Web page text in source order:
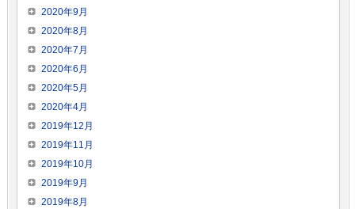
2020年9月
2020年8月
2020年7月
2020年6月
2020年5月
2020年4月
2019年12月
2019年11月
2019年10月
2019年9月
2019年8月